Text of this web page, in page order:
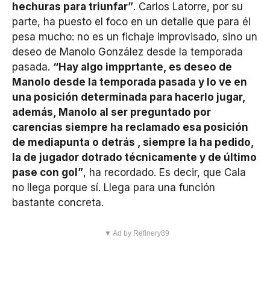
hechuras para triunfar”. Carlos Latorre, por su
parte, ha puesto el foco en un detalle que para él
pesa mucho: no es un fichaje improvisado, sino un
deseo de Manolo González desde la temporada
pasada. “Hay algo impprtante, es deseo de
Manolo desde la temporada pasada y lo ve en
una posición determinada para hacerlo jugar,
además, Manolo al ser preguntado por
carencias siempre ha reclamado esa posición
de mediapunta o detrás , siempre la ha pedido,
la de jugador dotrado técnicamente y de último
pase con gol”, ha recordado. Es decir, que Cala
no llega porque sí. Llega para una función
bastante concreta.
▼ Ad by Refinery89